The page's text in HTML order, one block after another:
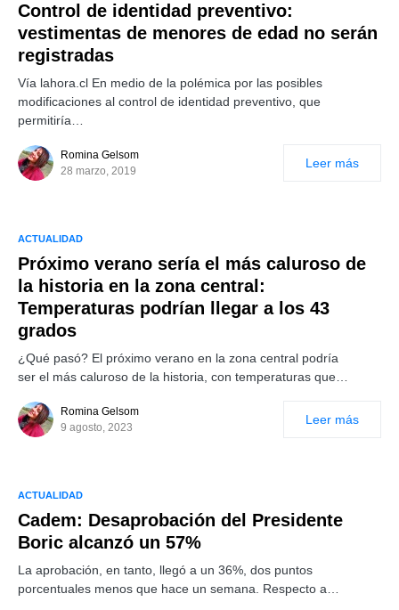
Control de identidad preventivo:
vestimentas de menores de edad no serán
registradas
Vía lahora.cl En medio de la polémica por las posibles
modificaciones al control de identidad preventivo, que
permitiría…
Romina Gelsom
28 marzo, 2019
Leer más
ACTUALIDAD
Próximo verano sería el más caluroso de
la historia en la zona central:
Temperaturas podrían llegar a los 43
grados
¿Qué pasó? El próximo verano en la zona central podría
ser el más caluroso de la historia, con temperaturas que…
Romina Gelsom
9 agosto, 2023
Leer más
ACTUALIDAD
Cadem: Desaprobación del Presidente
Boric alcanzó un 57%
La aprobación, en tanto, llegó a un 36%, dos puntos
porcentuales menos que hace un semana. Respecto a…